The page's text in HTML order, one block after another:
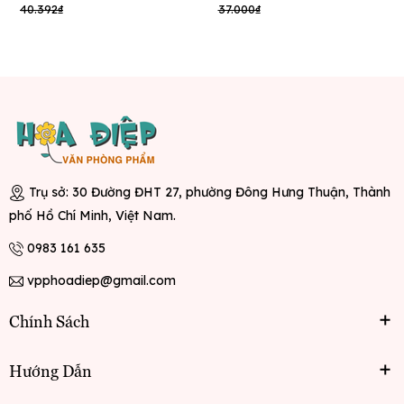
40.392₫ 37.000₫
Trụ sở: 30 Đường ĐHT 27, phường Đông Hưng Thuận, Thành
phố Hồ Chí Minh, Việt Nam.
0983 161 635
vpphoadiep@gmail.com
Chính Sách
Hướng Dẫn